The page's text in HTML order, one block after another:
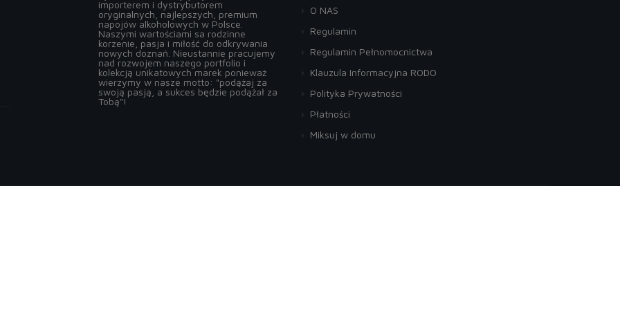
importerem i dystrybutorem
oryginalnych, najlepszych, premium
napojów alkoholowych w Polsce.
Naszymi wartościami sa rodzinne
korzenie, pasja i miłość do odkrywania
nowych doznań. Nieustannie pracujemy
nad rozwojem naszego portfolio i
kolekcją unikatowych marek ponieważ
wierzymy w nasze motto: "podążaj za
swoją pasją, a sukces będzie podążał za
Tobą"!
O NAS
Regulamin
Regulamin Pełnomocnictwa
Klauzula Informacyjna RODO
Polityka Prywatności
Płatności
Miksuj w domu